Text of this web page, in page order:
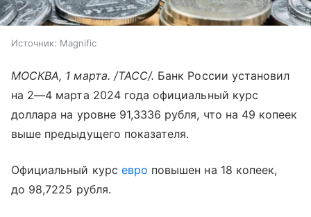
Источник: Magnific
МОСКВА, 1 марта. /ТАСС/. Банк России установил
на 2—4 марта 2024 года официальный курс
доллара на уровне 91,3336 рубля, что на 49 копеек
выше предыдущего показателя.
Официальный курс евро повышен на 18 копеек,
до 98,7225 рубля.